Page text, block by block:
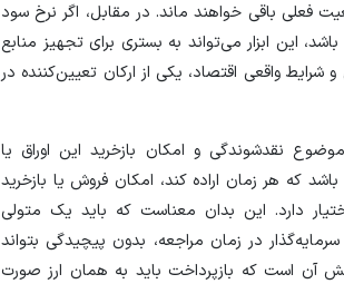
فعلی باقی خواهند ماند. در مقابل، اگر نرخ سود
این ابزار می‌تواند به بستری برای تجهیز منابع
شرایط واقعی اقتصاد، یکی از ارکان تعیین‌کننده در
نقدشوندگی و امکان بازخرید این اوراق یا
که هر زمان اراده کند، امکان فروش یا بازخرید
دارد. این بدان معناست که باید یک متولی
در زمان مراجعه، بدون پیچیدگی بتواند
آن است که بازپرداخت باید به همان ارز صورت